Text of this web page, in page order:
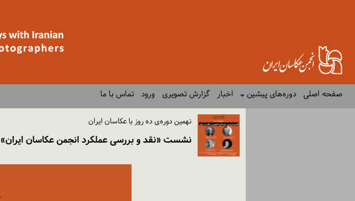
صفحه اصلی دوره‌های پیشین اخبار گزارش تصویری ورود تماس با ما
نهمین دوره‌ی ده روز با عکاسان ایران
نشست «نقد و بررسی عملکرد انجمن عکاسان ایران»